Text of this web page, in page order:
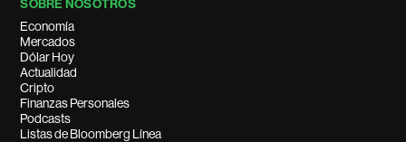
SOBRE NOSOTROS
Economía
Mercados
Dólar Hoy
Actualidad
Cripto
Finanzas Personales
Podcasts
Listas de Bloomberg Línea